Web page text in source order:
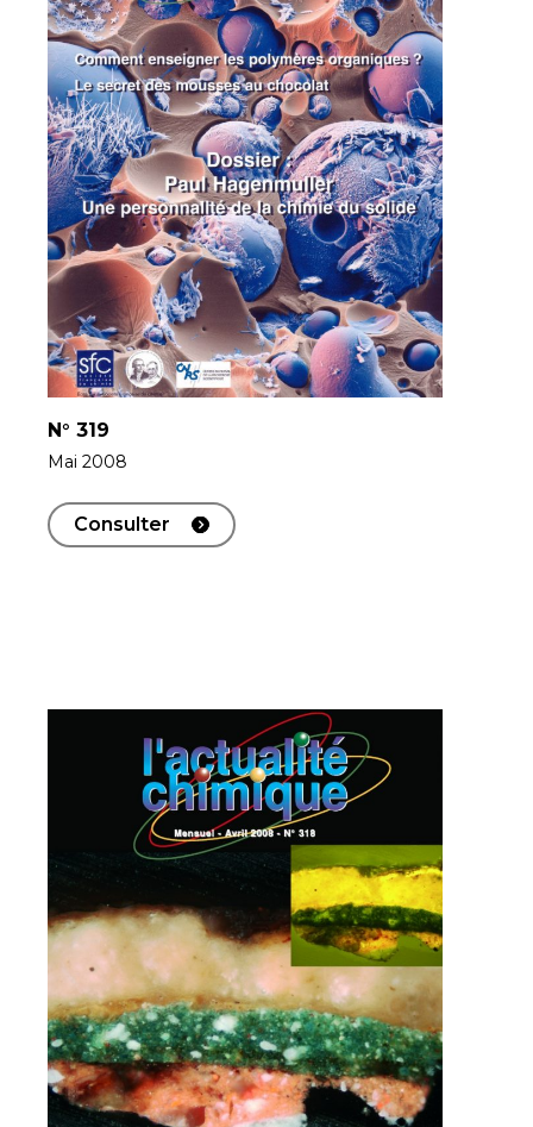
N° 319
Mai 2008
Consulter